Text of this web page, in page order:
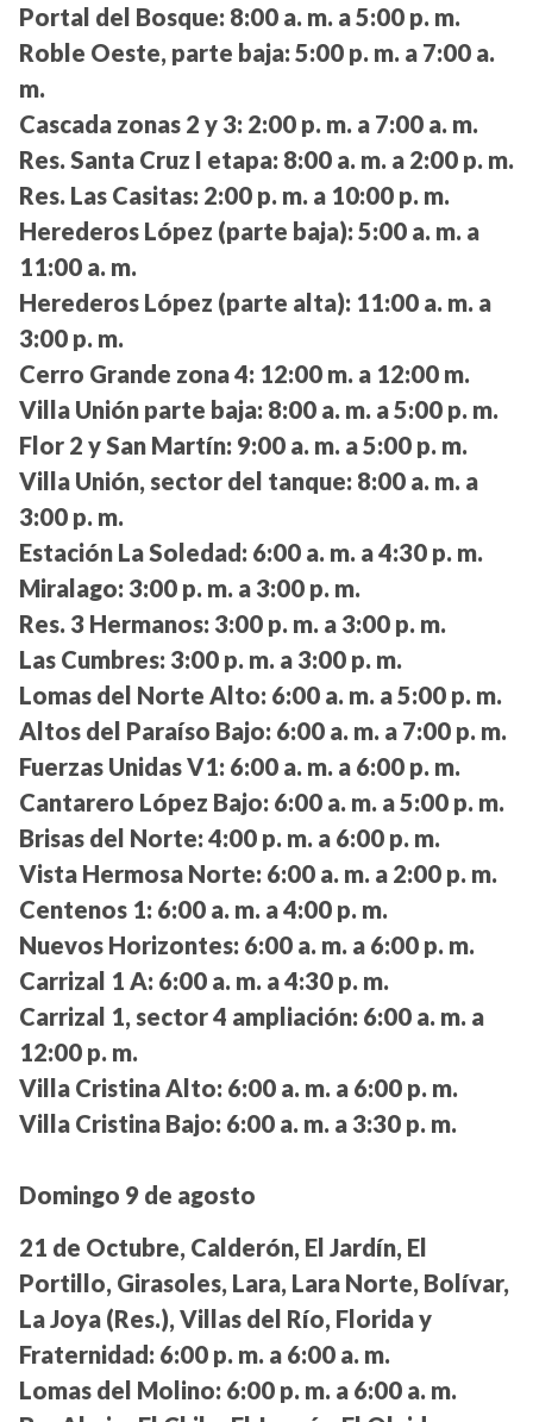
Portal del Bosque: 8:00 a. m. a 5:00 p. m.
Roble Oeste, parte baja: 5:00 p. m. a 7:00 a.
m.
Cascada zonas 2 y 3: 2:00 p. m. a 7:00 a. m.
Res. Santa Cruz I etapa: 8:00 a. m. a 2:00 p. m.
Res. Las Casitas: 2:00 p. m. a 10:00 p. m.
Herederos López (parte baja): 5:00 a. m. a
11:00 a. m.
Herederos López (parte alta): 11:00 a. m. a
3:00 p. m.
Cerro Grande zona 4: 12:00 m. a 12:00 m.
Villa Unión parte baja: 8:00 a. m. a 5:00 p. m.
Flor 2 y San Martín: 9:00 a. m. a 5:00 p. m.
Villa Unión, sector del tanque: 8:00 a. m. a
3:00 p. m.
Estación La Soledad: 6:00 a. m. a 4:30 p. m.
Miralago: 3:00 p. m. a 3:00 p. m.
Res. 3 Hermanos: 3:00 p. m. a 3:00 p. m.
Las Cumbres: 3:00 p. m. a 3:00 p. m.
Lomas del Norte Alto: 6:00 a. m. a 5:00 p. m.
Altos del Paraíso Bajo: 6:00 a. m. a 7:00 p. m.
Fuerzas Unidas V1: 6:00 a. m. a 6:00 p. m.
Cantarero López Bajo: 6:00 a. m. a 5:00 p. m.
Brisas del Norte: 4:00 p. m. a 6:00 p. m.
Vista Hermosa Norte: 6:00 a. m. a 2:00 p. m.
Centenos 1: 6:00 a. m. a 4:00 p. m.
Nuevos Horizontes: 6:00 a. m. a 6:00 p. m.
Carrizal 1 A: 6:00 a. m. a 4:30 p. m.
Carrizal 1, sector 4 ampliación: 6:00 a. m. a
12:00 p. m.
Villa Cristina Alto: 6:00 a. m. a 6:00 p. m.
Villa Cristina Bajo: 6:00 a. m. a 3:30 p. m.
Domingo 9 de agosto
21 de Octubre, Calderón, El Jardín, El
Portillo, Girasoles, Lara, Lara Norte, Bolívar,
La Joya (Res.), Villas del Río, Florida y
Fraternidad: 6:00 p. m. a 6:00 a. m.
Lomas del Molino: 6:00 p. m. a 6:00 a. m.